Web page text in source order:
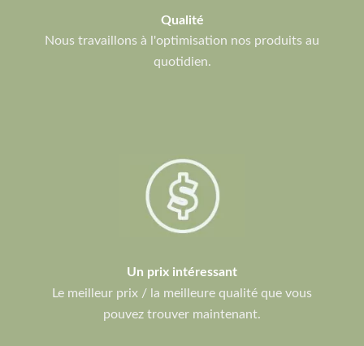
Qualité
Nous travaillons à l'optimisation nos produits au
quotidien.
Un prix intéressant
Le meilleur prix / la meilleure qualité que vous
pouvez trouver maintenant.